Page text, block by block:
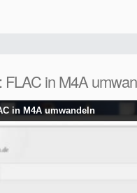
FLAC in M4A
in M4A umwandeln